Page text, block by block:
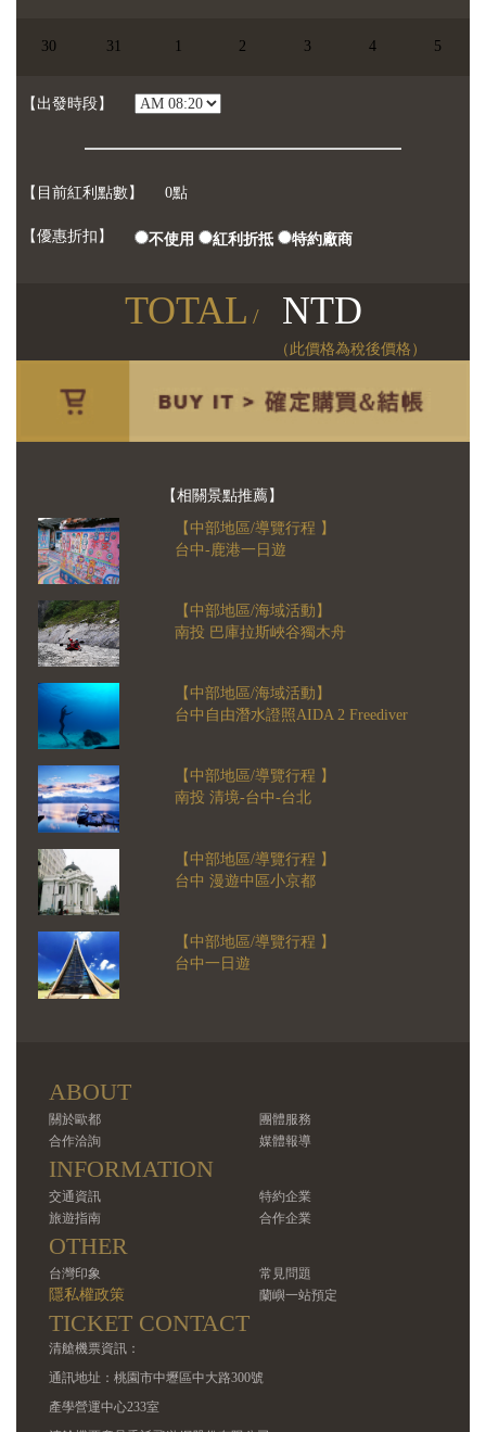
【出發時段】
【目前紅利點數】 0點
【優惠折扣】 不使用 紅利折抵 特約廠商
TOTAL / NTD
（此價格為稅後價格）
【相關景點推薦】
【中部地區/導覽行程 】
台中-鹿港一日遊
【中部地區/海域活動】
南投 巴庫拉斯峽谷獨木舟
【中部地區/海域活動】
台中自由潛水證照AIDA 2 Freediver
【中部地區/導覽行程 】
南投 清境-台中-台北
【中部地區/導覽行程 】
台中 漫遊中區小京都
【中部地區/導覽行程 】
台中一日遊
ABOUT
關於歐都
團體服務
合作洽詢
媒體報導
INFORMATION
交通資訊
特約企業
旅遊指南
合作企業
OTHER
台灣印象 常見問題
隱私權政策 蘭嶼一站預定
TICKET CONTACT
清艙機票資訊：
通訊地址：桃園市中壢區中大路300號
產學營運中心233室
30 31 1 2 3 4 5